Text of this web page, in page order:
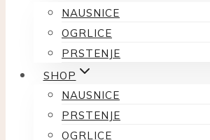
NAUSNICE
OGRLICE
PRSTENJE
SHOP
NAUSNICE
PRSTENJE
OGRLICE